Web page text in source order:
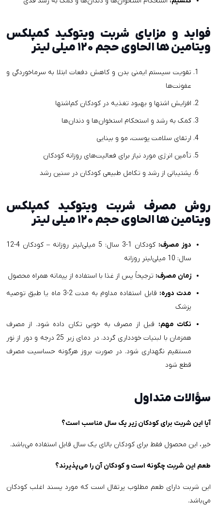
فواید و مزایای شربت ویتوکید کمپلکس
ویتامین ها الحاوی حجم ۱۲۰ میلی لیتر
تقویت سیستم ایمنی بدن و کاهش دفعات ابتلا به سرماخوردگی و
عفونت‌ها
افزایش اشتها و بهبود تغذیه در کودکان کم‌اشتها
کمک به رشد و استحکام استخوان‌ها و دندان‌ها
ارتقای سلامت پوست، مو و بینایی
تأمین انرژی مورد نیاز برای فعالیت‌های روزانه کودکان
پشتیبانی از رشد و تکامل طبیعی کودکان در سنین رشد
روش مصرف شربت ویتوکید کمپلکس
ویتامین ها الحاوی حجم ۱۲۰ میلی لیتر
دوز مصرف:
کودکان 1-3 سال: 5 میلی‌لیتر روزانه – کودکان 4-12
سال: 10 میلی‌لیتر روزانه
زمان مصرف: ترجیحاً پس از غذا با استفاده از پیمانه همراه محصول
مدت دوره:
قابل استفاده مداوم به مدت 2-3 ماه یا طبق توصیه
پزشک
نکات مهم: قبل از مصرف به خوبی تکان داده شود. از مصرف
همزمان با لبنیات خودداری گردد. در دمای زیر 25 درجه و دور از نور
مستقیم نگهداری شود. در صورت بروز هرگونه حساسیت مصرف
قطع شود
سؤالات متداول
آیا این شربت برای کودکان زیر یک سال مناسب است؟
خیر، این محصول فقط برای کودکان بالای یک سال قابل استفاده می‌باشد.
طعم این شربت چگونه است و کودکان آن را می‌پذیرند؟
این شربت دارای طعم مطلوب پرتقال است که مورد پسند اغلب کودکان
می‌باشد.